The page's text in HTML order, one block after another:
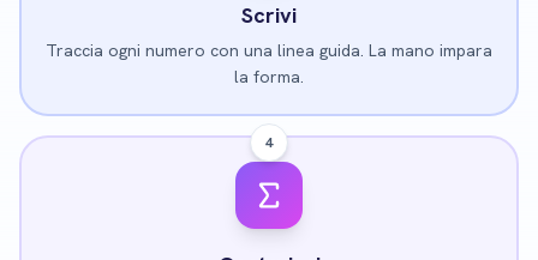
Scrivi
Traccia ogni numero con una linea guida. La mano impara
la forma.
4